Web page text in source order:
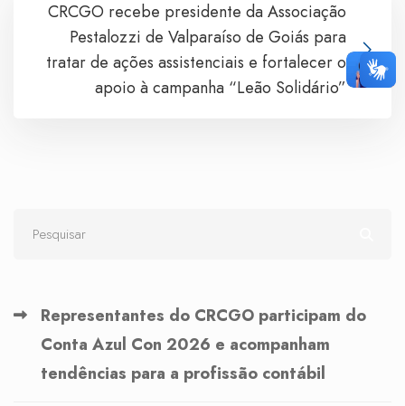
CRCGO recebe presidente da Associação
Pestalozzi de Valparaíso de Goiás para
tratar de ações assistenciais e fortalecer o
apoio à campanha “Leão Solidário”
Representantes do CRCGO participam do
Conta Azul Con 2026 e acompanham
tendências para a profissão contábil